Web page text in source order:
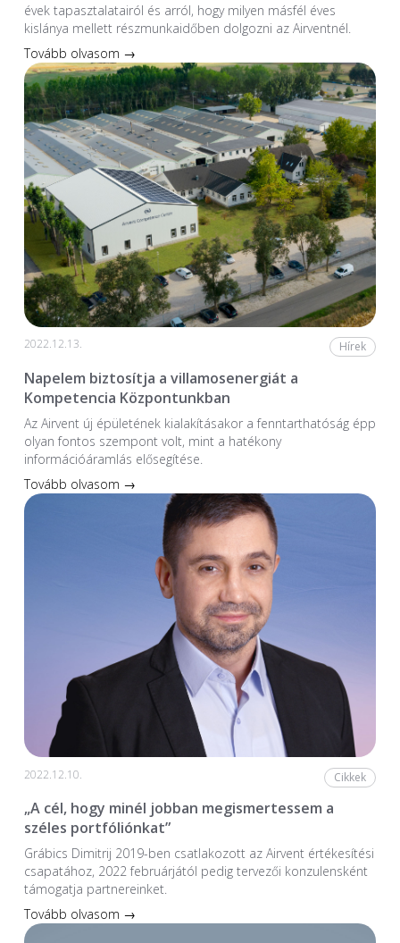
évek tapasztalatairól és arról, hogy milyen másfél éves
kislánya mellett részmunkaidőben dolgozni az Airventnél.
Tovább olvasom →
2022.12.13. Hírek
Napelem biztosítja a villamosenergiát a
Kompetencia Központunkban
Az Airvent új épületének kialakításakor a fenntarthatóság épp
olyan fontos szempont volt, mint a hatékony
információáramlás elősegítése.
Tovább olvasom →
2022.12.10. Cikkek
„A cél, hogy minél jobban megismertessem a
széles portfóliónkat”
Grábics Dimitrij 2019-ben csatlakozott az Airvent értékesítési
csapatához, 2022 februárjától pedig tervezői konzulensként
támogatja partnereinket.
Tovább olvasom →